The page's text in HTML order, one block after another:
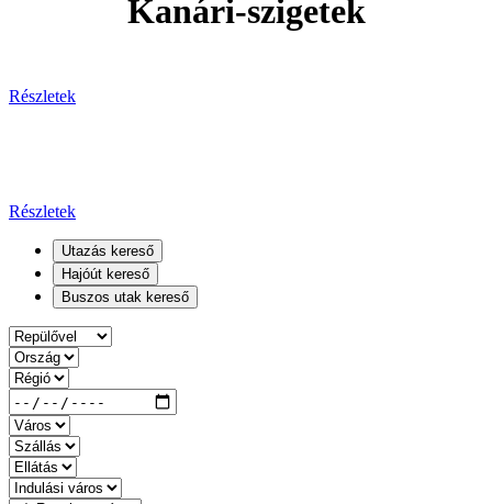
Kanári-szigetek
Részletek
Részletek
Utazás kereső
Hajóút kereső
Buszos utak kereső